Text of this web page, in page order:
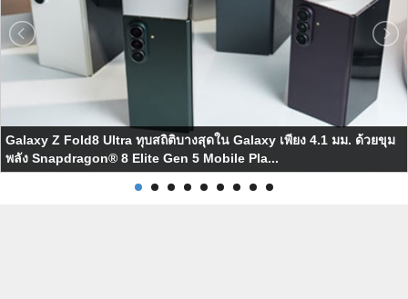
Galaxy Z Fold8 Ultra ทุบสถิติบางสุดใน Galaxy เพียง 4.1 มม. ด้วยขุม
พลัง Snapdragon® 8 Elite Gen 5 Mobile Pla...